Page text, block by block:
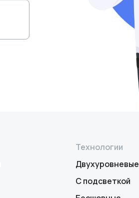
Технологии
Двухуровневые
С подсветкой